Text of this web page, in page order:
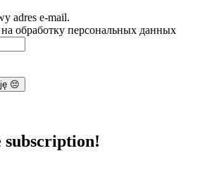
adres e-mail.
обработку персональных данных
😔
subscription!